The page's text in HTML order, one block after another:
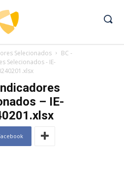
Selecionados
BC -
Selecionados - IE-
– IE-